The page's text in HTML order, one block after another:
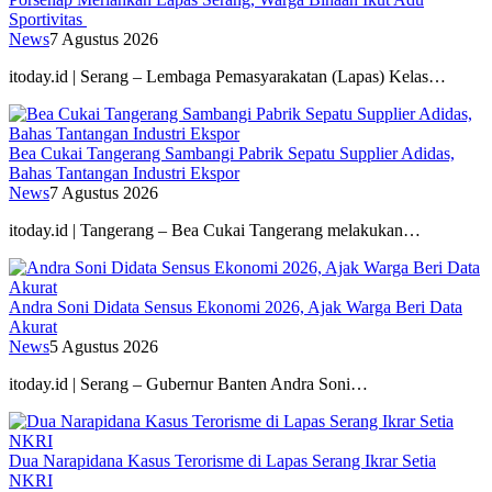
Sportivitas
News7 Agustus 2026
itoday.id | Serang – Lembaga Pemasyarakatan (Lapas) Kelas…
Bea Cukai Tangerang Sambangi Pabrik Sepatu Supplier Adidas,
Bahas Tantangan Industri Ekspor
News7 Agustus 2026
itoday.id | Tangerang – Bea Cukai Tangerang melakukan…
Andra Soni Didata Sensus Ekonomi 2026, Ajak Warga Beri Data
Akurat
News5 Agustus 2026
itoday.id | Serang – Gubernur Banten Andra Soni…
Dua Narapidana Kasus Terorisme di Lapas Serang Ikrar Setia
NKRI